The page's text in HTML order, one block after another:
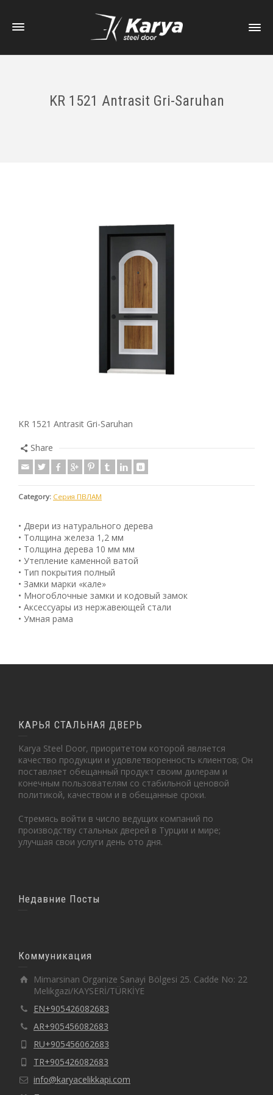
KR 1521 Antrasit Gri-Saruhan
KR 1521 Antrasit Gri-Saruhan
Share
Category: Серия ПВЛАМ
• Двери из натурального дерева
• Толщина железа 1,2 мм
• Толщина дерева 10 мм мм
• Утепление каменной ватой
• Тип покрытия полный
• Замки марки «кале»
• Многоблочные замки и кодовый замок
• Аксессуары из нержавеющей стали
• Умная рама
КАРЬЯ СТАЛЬНАЯ ДВЕРЬ
Karya Steel Door, приоритетом которой является
качество продукции и удовлетворенность клиентов; Он
поставляет обещанный продукт своим дилерам и
конечным пользователям со стабильной ценовой
политикой, качеством и в обещанные сроки.
Стремясь войти в число ведущих компаний по
производству стальных дверей в Турции и мире;
улучшая свои услуги день ото дня.
Недавние Посты
Коммуникация
Mimarsinan Organize Sanayi Bölgesi 25. Cadde No: 22
Melikgazi/KAYSERİ/TÜRKİYE
EN+905426082683
AR+905456082683
RU+905456062683
TR+905426082683
info@karyacelikkapi.com